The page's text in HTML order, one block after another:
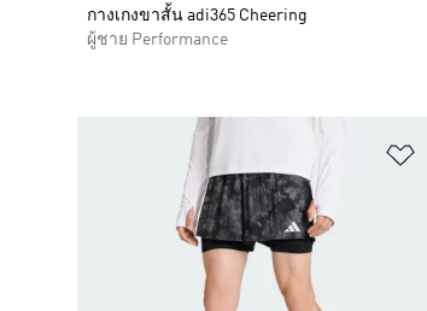
กางเกงขาสั้น adi365 Cheering
ผู้ชาย Performance